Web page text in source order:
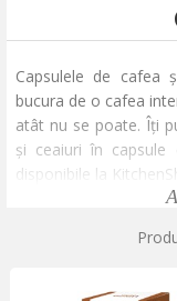
Capsulele de
bucura de o cafea
atât nu se poate. Îți
și ceaiuri în capsule
disponibile la
Îți începi diminețile
place să savurezi o
aromă de vanilie sau
decofeinizată